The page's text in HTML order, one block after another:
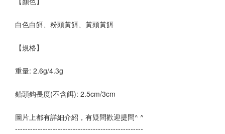
白色白餌、粉頭黃餌、黃頭黃餌
【規格】
重量: 2.6g/4.3g
鉛頭鈎長度(不含餌): 2.5cm/3cm
圖片上都有詳細介紹，有疑問歡迎提問^ ^
---------------------------------------------------